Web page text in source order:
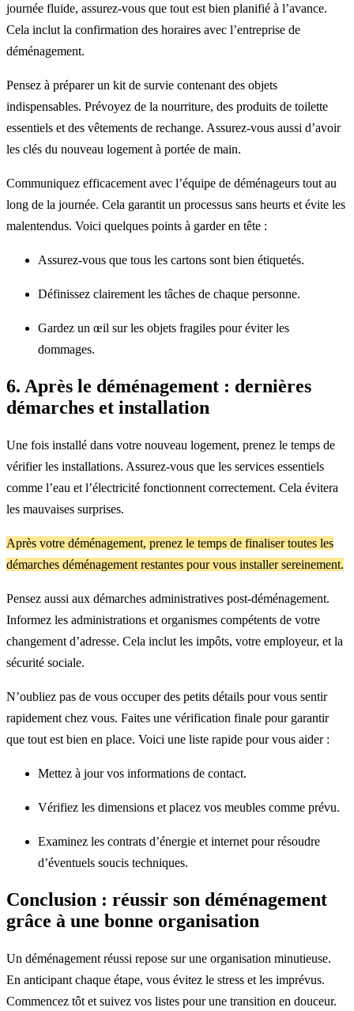
journée fluide, assurez-vous que tout est bien planifié à l’avance.
Cela inclut la confirmation des horaires avec l’entreprise de
déménagement.
Pensez à préparer un kit de survie contenant des objets
indispensables. Prévoyez de la nourriture, des produits de toilette
essentiels et des vêtements de rechange. Assurez-vous aussi d’avoir
les clés du nouveau logement à portée de main.
Communiquez efficacement avec l’équipe de déménageurs tout au
long de la journée. Cela garantit un processus sans heurts et évite les
malentendus. Voici quelques points à garder en tête :
Assurez-vous que tous les cartons sont bien étiquetés.
Définissez clairement les tâches de chaque personne.
Gardez un œil sur les objets fragiles pour éviter les
dommages.
6. Après le déménagement : dernières
démarches et installation
Une fois installé dans votre nouveau logement, prenez le temps de
vérifier les installations. Assurez-vous que les services essentiels
comme l’eau et l’électricité fonctionnent correctement. Cela évitera
les mauvaises surprises.
Après votre déménagement, prenez le temps de finaliser toutes les
démarches déménagement restantes pour vous installer sereinement.
Pensez aussi aux démarches administratives post-déménagement.
Informez les administrations et organismes compétents de votre
changement d’adresse. Cela inclut les impôts, votre employeur, et la
sécurité sociale.
N’oubliez pas de vous occuper des petits détails pour vous sentir
rapidement chez vous. Faites une vérification finale pour garantir
que tout est bien en place. Voici une liste rapide pour vous aider :
Mettez à jour vos informations de contact.
Vérifiez les dimensions et placez vos meubles comme prévu.
Examinez les contrats d’énergie et internet pour résoudre
d’éventuels soucis techniques.
Conclusion : réussir son déménagement
grâce à une bonne organisation
Un déménagement réussi repose sur une organisation minutieuse.
En anticipant chaque étape, vous évitez le stress et les imprévus.
Commencez tôt et suivez vos listes pour une transition en douceur.